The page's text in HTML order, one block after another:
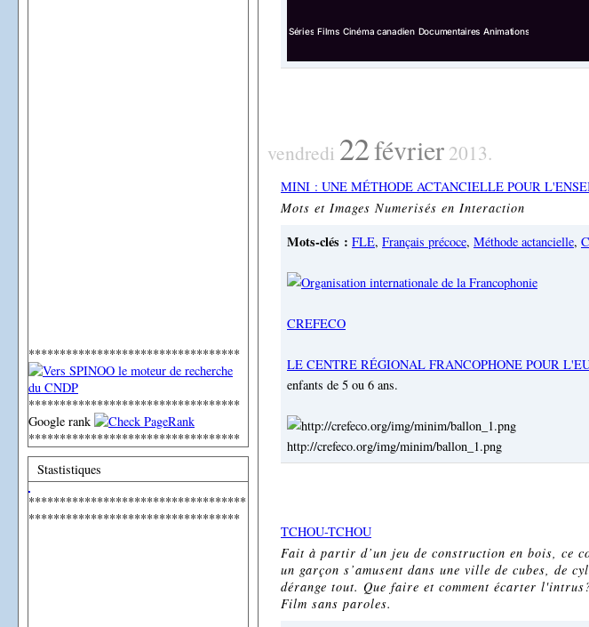
**********************************
**********************************
Google rank
**********************************
Stastistiques
***********************************
**********************************
vendredi 22février 2013.
MINI : UNE MÉTHODE ACTANCIELLE POUR
Mots et Images Numerisés en Interaction
Mots-clés : FLE, Français précoce, Méthode actancielle,
CREFECO
LE CENTRE RÉGIONAL FRANCOPHONE POUR
enfants de 5 ou 6 ans.
http://crefeco.org/img/minim/ballon_1.png
TCHOU-TCHOU
Fait à partir d’un jeu de construction en bois, ce
un garçon s’amusent dans une ville de cubes, de
dérange tout. Que faire et comment écarter
Film sans paroles.